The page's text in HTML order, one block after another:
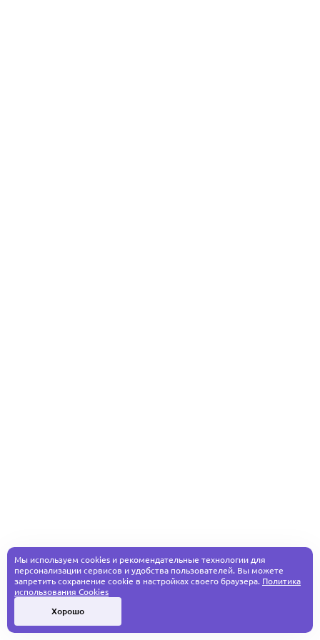
Мы используем cookies и рекомендательные технологии для
персонализации сервисов и удобства пользователей. Вы можете
запретить сохранение cookie в настройках своего браузера. Политика
использования Cookies
Хорошо